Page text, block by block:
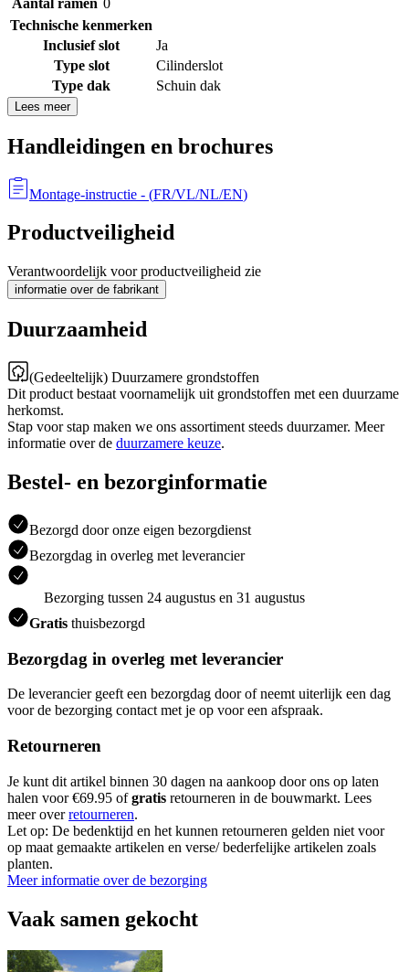
Technische kenmerken
Inclusief slot
Ja
Type slot
Cilinderslot
Type dak
Schuin dak
Lees meer
Handleidingen en brochures
Montage-instructie - (FR/VL/NL/EN)
Productveiligheid
Verantwoordelijk voor productveiligheid zie
informatie over de fabrikant
Duurzaamheid
(Gedeeltelijk) Duurzamere grondstoffen
Dit product bestaat voornamelijk uit grondstoffen met een duurzame
herkomst.
Stap voor stap maken we ons assortiment steeds duurzamer. Meer
informatie over de duurzamere keuze.
Bestel- en bezorginformatie
Bezorgd door onze eigen bezorgdienst
Bezorgdag in overleg met leverancier
Bezorging tussen 24 augustus en 31 augustus
Gratis thuisbezorgd
Bezorgdag in overleg met leverancier
De leverancier geeft een bezorgdag door of neemt uiterlijk een dag
voor de bezorging contact met je op voor een afspraak.
Retourneren
Je kunt dit artikel binnen 30 dagen na aankoop door ons op laten
halen voor €69.95 ofgratis retourneren in de bouwmarkt. Lees
meer overretourneren.
Let op: De bedenktijd en het kunnen retourneren gelden niet voor
op maat gemaakte artikelen en verse/ bederfelijke artikelen zoals
planten.
Meer informatie over de bezorging
Vaak samen gekocht